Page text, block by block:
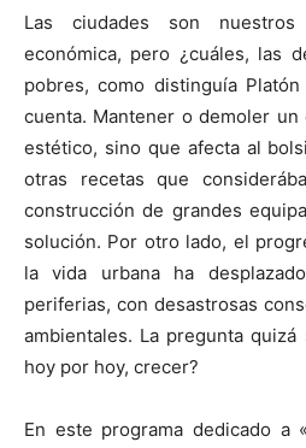
Las ciudades son
económica, pero ¿cuáles, las
pobres, como distinguía
cuenta. Mantener o demoler
estético, sino que afecta al
otras recetas que
construcción de grandes
solución. Por otro lado, el
la vida urbana ha
periferias, con desastrosas
ambientales. La pregunta
hoy por hoy, crecer?
En este programa dedicado a